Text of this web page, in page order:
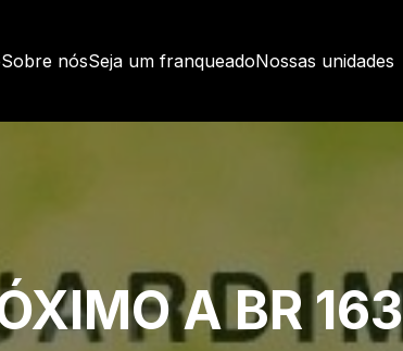
Sobre nósSeja um franqueadoNossas unidades
A BR 163